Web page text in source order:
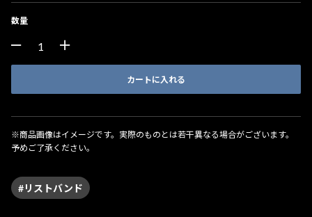
数量
カートに入れる
※商品画像はイメージです。実際のものとは若干異なる場合がございます。
予めご了承ください。
#リストバンド